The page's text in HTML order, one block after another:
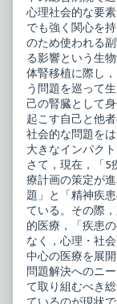
た
心
身
症
published
on
神
科
領
域
か
ら
み
た
心
身
症,
心理社会的な要
でも強く関心を
のため使われる
る影響という生
体腎移植に際し
う問題を巡って
己の腎臓として
起こす自己と他
社会的な問題を
大きなインパク
さて，現在，「5
療計画の策定が
題」と「精神疾
ている。その際
的医療，「疾患
なく，心理・社
中心の医療を展
問題解決へのニ
て取り組むべき